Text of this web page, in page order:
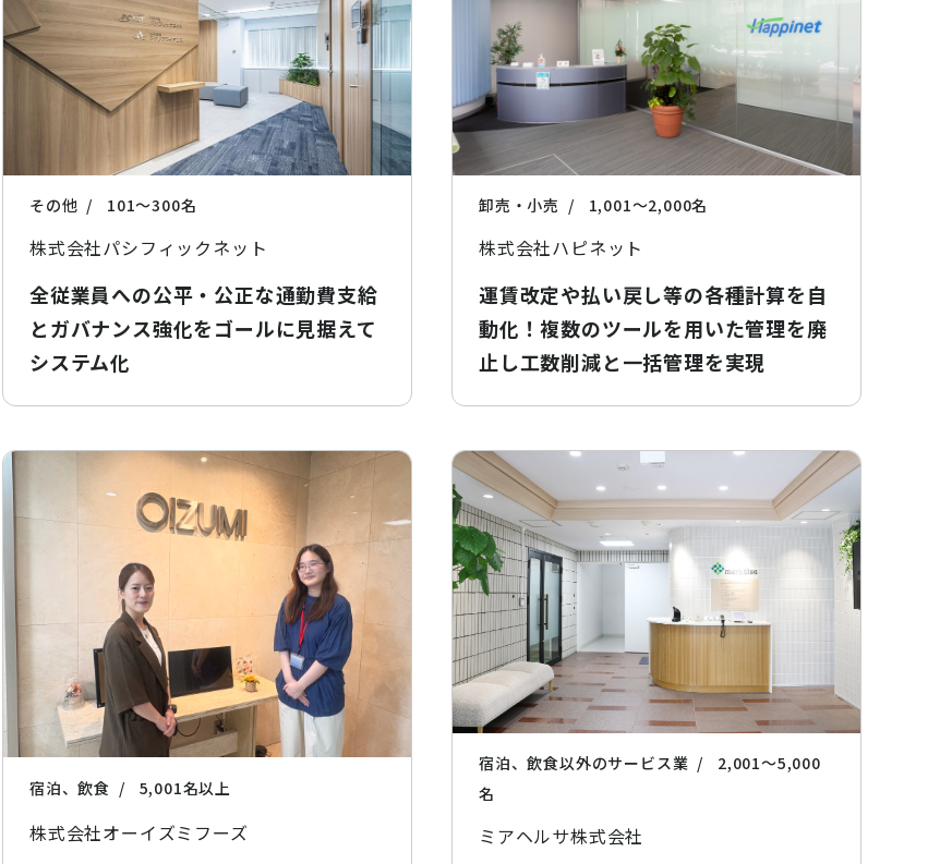
その他 101〜300名
株式会社パシフィックネット
全従業員への公平・公正な通勤費支給
とガバナンス強化をゴールに見据えて
システム化
卸売・小売 1,001〜2,000名
株式会社ハピネット
運賃改定や払い戻し等の各種計算を自
動化！複数のツールを用いた管理を廃
止し工数削減と一括管理を実現
宿泊、飲食 5,001名以上
株式会社オーイズミフーズ
宿泊、飲食以外のサービス業
2,001〜5,000
名
ミアヘルサ株式会社